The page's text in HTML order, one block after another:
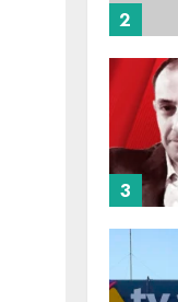
2
3